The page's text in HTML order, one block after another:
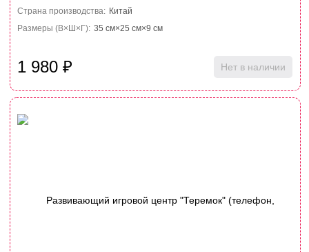
Страна производства: Китай
Размеры (В×Ш×Г): 35 см×25 см×9 см
1 980₽ Нет в наличии